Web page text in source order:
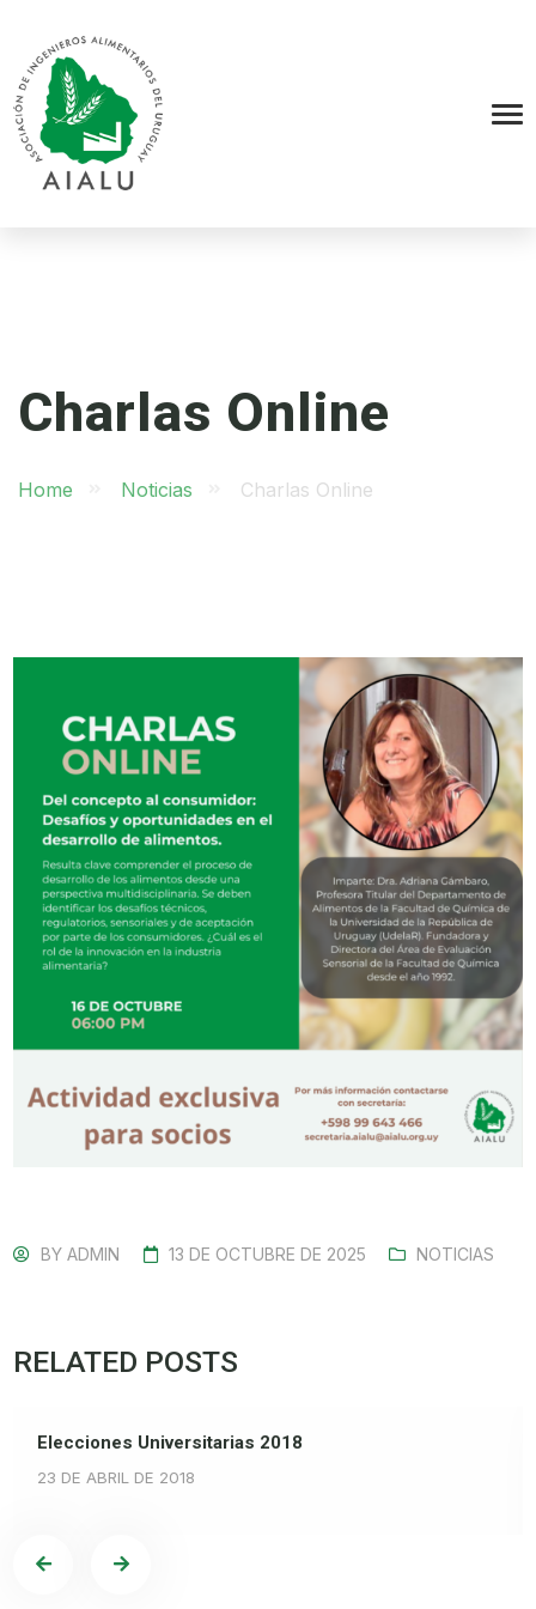
Charlas Online
Home Noticias Charlas Online
BYADMIN 13 DE OCTUBRE DE 2025 NOTICIAS
RELATED POSTS
Elecciones Universitarias 2018
23 DE ABRIL DE 2018